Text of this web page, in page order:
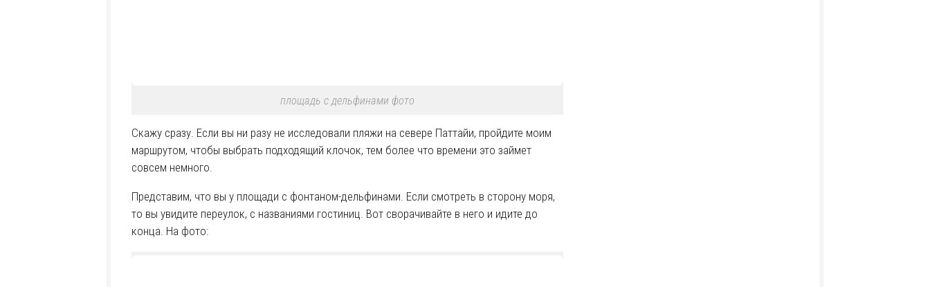
площадь с дельфинами фото
Скажу сразу. Если вы ни разу не исследовали пляжи на севере Паттайи, пройдите моим
маршрутом, чтобы выбрать подходящий клочок, тем более что времени это займет
совсем немного.
Представим, что вы у площади с фонтаном-дельфинами. Если смотреть в сторону моря,
то вы увидите переулок, с названиями гостиниц. Вот сворачивайте в него и идите до
конца. На фото: